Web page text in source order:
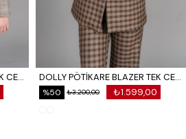
DOLLY PÖTİKARE BLAZER TEK CEKET 8633
DOLLY PÖTİKARE BLAZER TEK CEKET 8633
₺1.599,00
₺3.200,00
%50